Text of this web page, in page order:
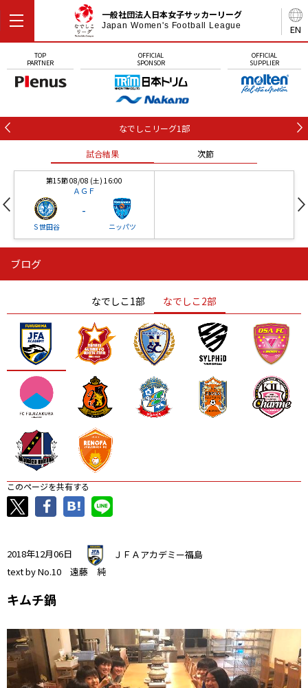
EN
一般社団法人日本女子サッカーリーグ
Japan Women's Football League
TOP
PARTNER
OFFICIAL
SPONSOR
OFFICIAL
SUPPLIER
なでしこリーグ1部
試合結果 次節
第15節 08/08 (土) 16:00
ＡＧＦ
Ｓ世田谷
-
ニッパツ
ニッパツ
ニッパツ 名古屋
石人の星
静岡 愛媛Ｌ
ブログ
なでしこ1部 なでしこ2部
このページを共有する
2018年12月06日
ＪＦＡアカデミー福島
text by No.10 遠藤 純
キムチ鍋